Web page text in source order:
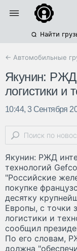
Найти
← Автомобильные
Якунин: РЖД
логистики и
10:44, 3 Сентября
Якунин: РЖД
технологий Gefco
"Российские
покупке
десятку
Европы, с точки
логистики и
сообщил
По его словам,
должна